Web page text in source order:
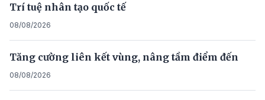
Trí tuệ nhân tạo quốc tế
08/08/2026
Tăng cường liên kết vùng, nâng tầm điểm đến
08/08/2026